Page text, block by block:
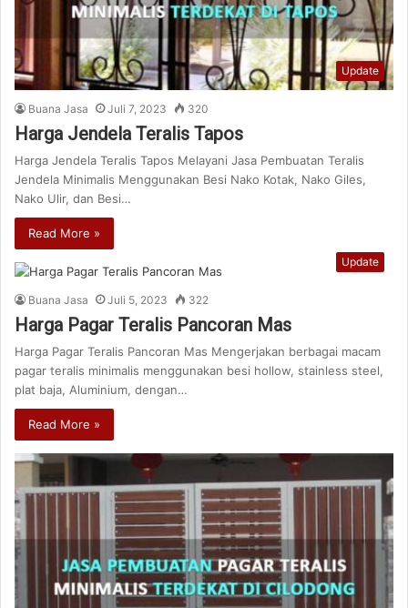
Update
Buana Jasa Juli 7, 2023 320
Harga Jendela Teralis Tapos
Harga Jendela Teralis Tapos Melayani Jasa Pembuatan Teralis
Jendela Minimalis Menggunakan Besi Nako Kotak, Nako Giles,
Nako Ulir, dan Besi…
Read More »
Update
Buana Jasa Juli 5, 2023 322
Harga Pagar Teralis Pancoran Mas
Harga Pagar Teralis Pancoran Mas Mengerjakan berbagai macam
pagar teralis minimalis menggunakan besi hollow, stainless steel,
plat baja, Aluminium, dengan…
Read More »